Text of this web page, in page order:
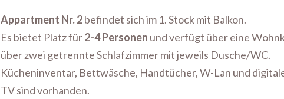
Appartment Nr. 2befindet sich im 1. Stock mit Balkon.
Es bietet Platz für2-4 Personen und verfügt über eine
über zwei getrennte Schlafzimmer mit jeweils Dusche/WC.
Kücheninventar, Bettwäsche, Handtücher, W-Lan und
TV sind vorhanden.